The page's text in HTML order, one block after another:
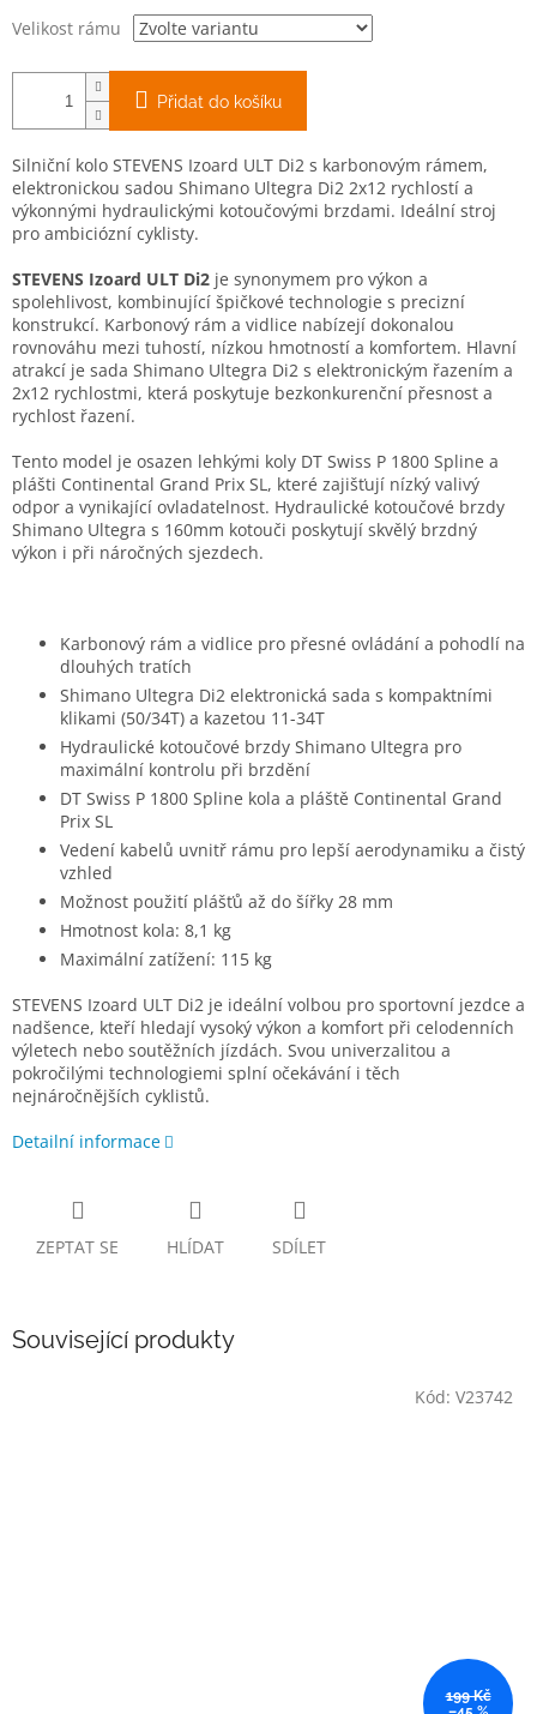
Velikost rámu
Přidat do košíku
Silniční kolo STEVENS Izoard ULT Di2 s karbonovým rámem,
elektronickou sadou Shimano Ultegra Di2 2x12 rychlostí a
výkonnými hydraulickými kotoučovými brzdami. Ideální stroj
pro ambiciózní cyklisty.
STEVENS Izoard ULT Di2 je synonymem pro výkon a
spolehlivost, kombinující špičkové technologie s precizní
konstrukcí. Karbonový rám a vidlice nabízejí dokonalou
rovnováhu mezi tuhostí, nízkou hmotností a komfortem. Hlavní
atrakcí je sada Shimano Ultegra Di2 s elektronickým řazením a
2x12 rychlostmi, která poskytuje bezkonkurenční přesnost a
rychlost řazení.
Tento model je osazen lehkými koly DT Swiss P 1800 Spline a
plášti Continental Grand Prix SL, které zajišťují nízký valivý
odpor a vynikající ovladatelnost. Hydraulické kotoučové brzdy
Shimano Ultegra s 160mm kotouči poskytují skvělý brzdný
výkon i při náročných sjezdech.
Karbonový rám a vidlice pro přesné ovládání a pohodlí na
dlouhých tratích
Shimano Ultegra Di2 elektronická sada s kompaktními
klikami (50/34T) a kazetou 11-34T
Hydraulické kotoučové brzdy Shimano Ultegra pro
maximální kontrolu při brzdění
DT Swiss P 1800 Spline kola a pláště Continental Grand
Prix SL
Vedení kabelů uvnitř rámu pro lepší aerodynamiku a čistý
vzhled
Možnost použití plášťů až do šířky 28 mm
Hmotnost kola: 8,1 kg
Maximální zatížení: 115 kg
STEVENS Izoard ULT Di2 je ideální volbou pro sportovní jezdce a
nadšence, kteří hledají vysoký výkon a komfort při celodenních
výletech nebo soutěžních jízdách. Svou univerzalitou a
pokročilými technologiemi splní očekávání i těch
nejnáročnějších cyklistů.
Detailní informace
ZEPTAT SE HLÍDAT SDÍLET
Související produkty
199 Kč
Kód: V23742